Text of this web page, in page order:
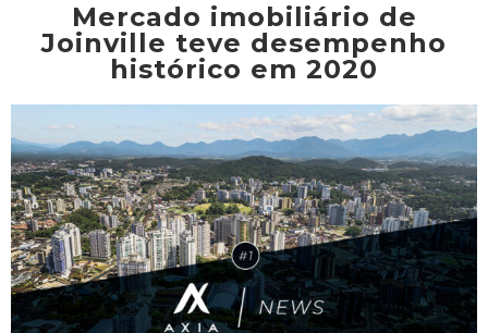
Mercado imobiliário de
Joinville teve desempenho
histórico em 2020